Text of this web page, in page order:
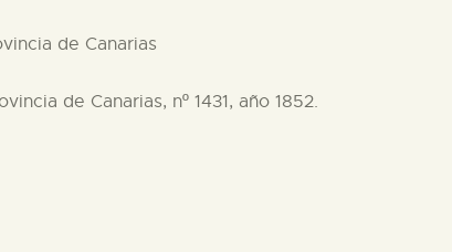
de Canarias
de Canarias, nº 1431, año 1852.